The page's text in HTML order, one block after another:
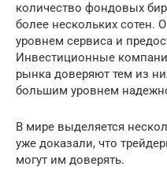
количество фондовых
более нескольких сотен.
уровнем сервиса и
Инвестиционные
рынка доверяют тем из
большим уровнем
В мире выделяется
уже доказали, что
могут им доверять.